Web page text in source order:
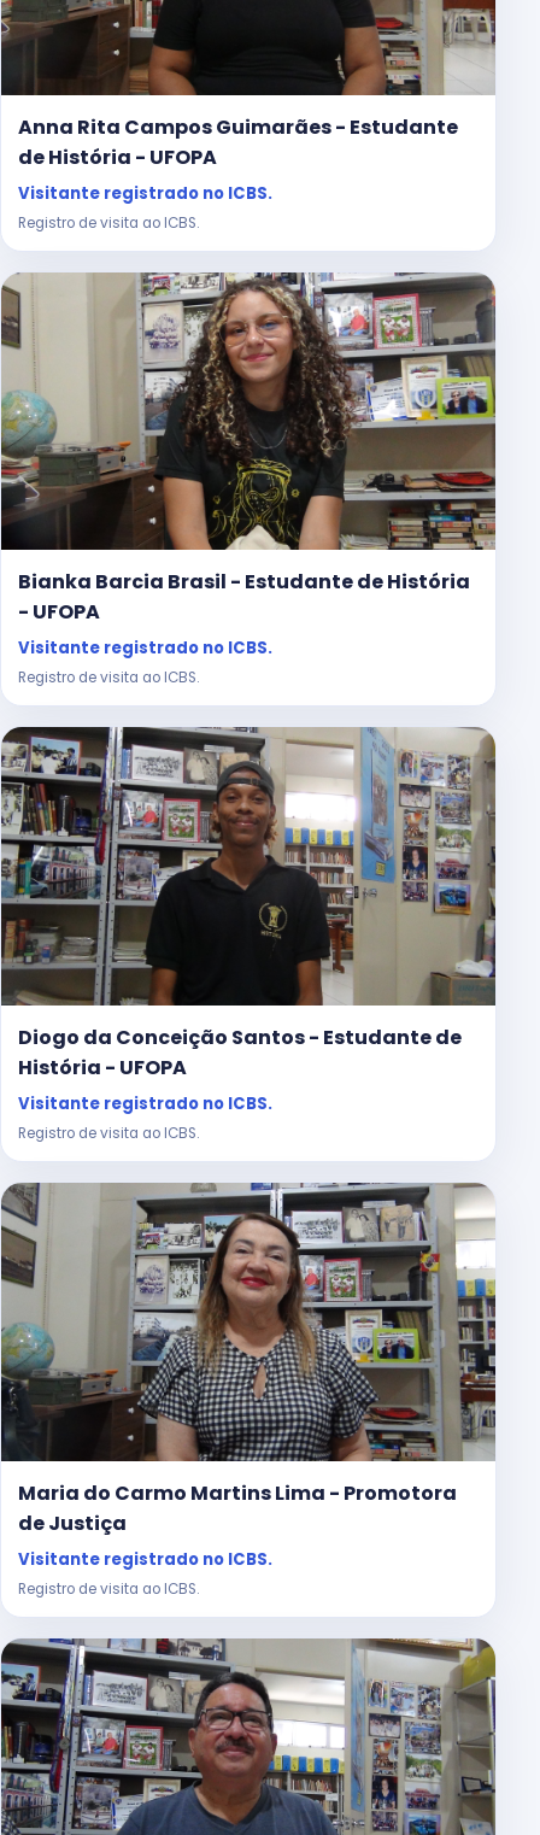
Anna Rita Campos Guimarães - Estudante
de História - UFOPA
Visitante registrado no ICBS.
Registro de visita ao ICBS.
Bianka Barcia Brasil - Estudante de História
- UFOPA
Visitante registrado no ICBS.
Registro de visita ao ICBS.
Diogo da Conceição Santos - Estudante de
História - UFOPA
Visitante registrado no ICBS.
Registro de visita ao ICBS.
Maria do Carmo Martins Lima - Promotora
de Justiça
Visitante registrado no ICBS.
Registro de visita ao ICBS.